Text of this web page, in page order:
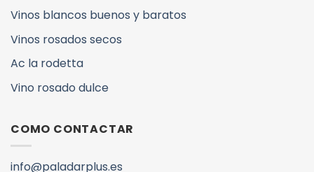
Vinos blancos buenos y baratos
Vinos rosados secos
Ac la rodetta
Vino rosado dulce
COMO CONTACTAR
info@paladarplus.es